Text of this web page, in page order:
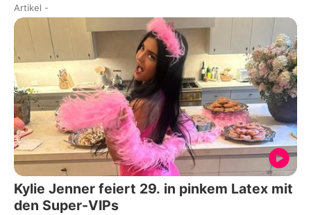
Artikel -
Kylie Jenner feiert 29. in pinkem Latex mit
den Super-VIPs